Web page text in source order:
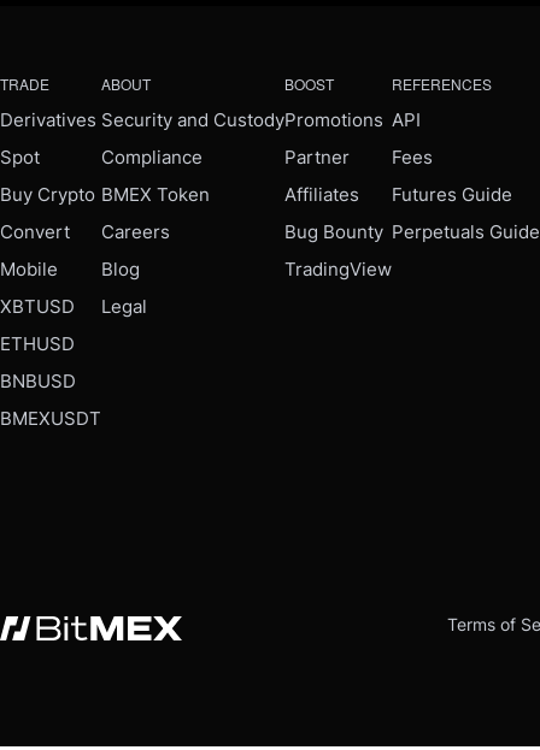
TRADE
Derivatives
Spot
Buy Crypto
Convert
Mobile
XBTUSD
ETHUSD
BNBUSD
BMEXUSDT
ABOUT
Security and Custody
Compliance
BMEX Token
Careers
Blog
Legal
BOOST
Promotions
Partner
Affiliates
Bug Bounty
TradingView
REFERENCES
API
Fees
Futures Guide
Perpetuals Guide
Terms of